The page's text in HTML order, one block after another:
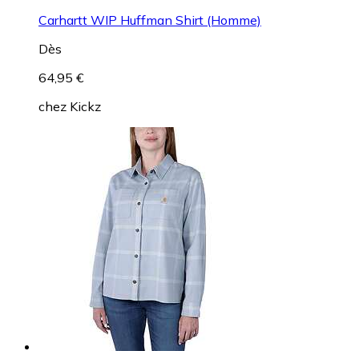
Carhartt WIP Huffman Shirt (Homme)
Dès
64,95 €
chez Kickz